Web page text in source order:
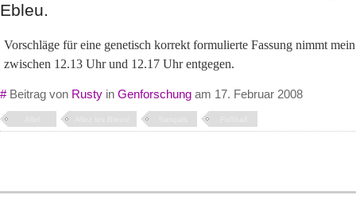
Ebleu.
Vorschläge für eine genetisch korrekt formulierte Fassung nimmt
zwischen 12.13 Uhr und 12.17 Uhr entgegen.
#Beitrag von Rusty in Genforschung am 17. Februar 2008